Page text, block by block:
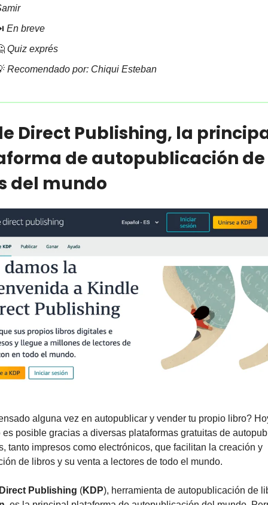
En breve
Quiz exprés
Recomendado por: Chiqui Esteban
Direct Publishing, la
de autopublicación de
del mundo
alguna vez en autopublicar y vender tu propio libro?
es posible gracias a diversas plataformas gratuitas de
tanto impresos como electrónicos, que facilitan la creación y
de libros y su venta a lectores de todo el mundo.
Publishing (KDP